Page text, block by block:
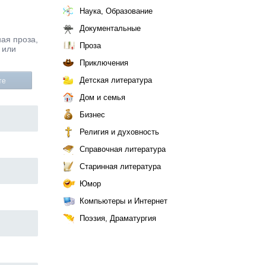
проза,
или
Наука, Образование
Документальные
Проза
Приключения
Детская литература
Дом и семья
Бизнес
Религия и духовность
Справочная литература
Старинная литература
Юмор
Компьютеры и Интернет
Поэзия, Драматургия